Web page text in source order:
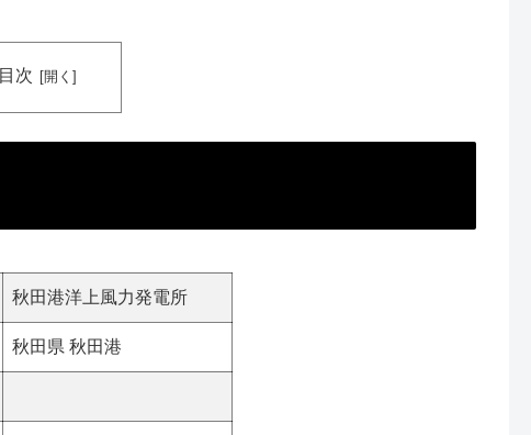
目次
秋田港洋上風力発電所
秋田県 秋田港